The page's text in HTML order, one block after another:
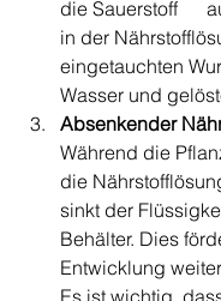
die Sauerstoff
in der
eingetauchten
Wasser und
Absenkender
Während die
die
sinkt der
Behälter. Dies
Entwicklung
Es ist wichtig,